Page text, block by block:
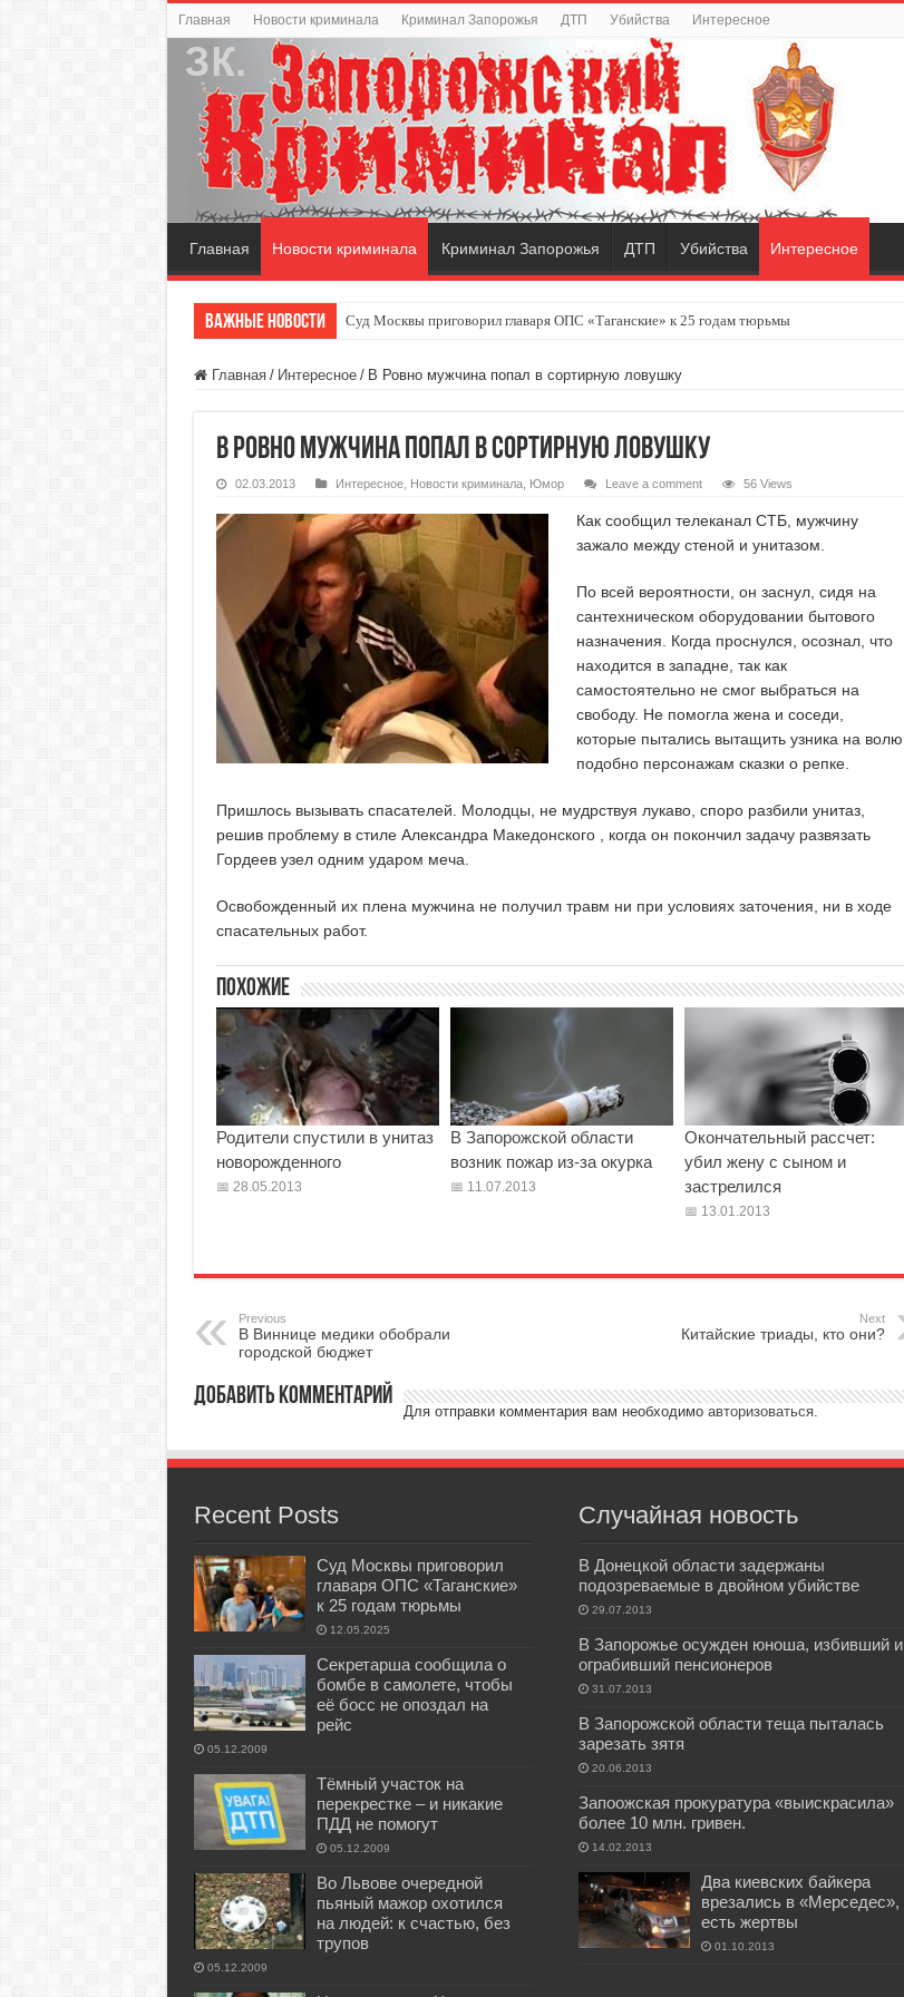
Главная Новости криминала Криминал Запорожья ДТП Убийства Интересное
Главная Новости криминала Криминал Запорожья ДТП Убийства Интересное
Важные новости Суд Москвы приговорил главаря ОПС «Таганские» к 25 годам тюрьмы
Главная / Интересное / В Ровно мужчина попал в сортирную ловушку
В Ровно мужчина попал в сортирную ловушку
02.03.2013 Интересное, Новости криминала, Юмор Leave a comment 56 Views
Как сообщил телеканал СТБ, мужчину
зажало между стеной и унитазом.
По всей вероятности, он заснул, сидя на
сантехническом оборудовании бытового
назначения. Когда проснулся, осознал, что
находится в западне, так как
самостоятельно не смог выбраться на
свободу. Не помогла жена и соседи,
которые пытались вытащить узника на волю,
подобно персонажам сказки о репке.
Пришлось вызывать спасателей. Молодцы, не мудрствуя лукаво, споро разбили унитаз,
решив проблему в стиле Александра Македонского , когда он покончил задачу развязать
Гордеев узел одним ударом меча.
Освобожденный их плена мужчина не получил травм ни при условиях заточения, ни в ходе
спасательных работ.
Похожие
Родители спустили в унитаз
новорожденного
28.05.2013
В Запорожской области
возник пожар из-за окурка
11.07.2013
Окончательный рассчет:
убил жену с сыном и
застрелился
13.01.2013
Previous
В Виннице медики обобрали
городской бюджет
Next
Китайские триады, кто они?
Добавить комментарий
Для отправки комментария вам необходимо авторизоваться.
Recent Posts
Суд Москвы приговорил
главаря ОПС «Таганские»
к 25 годам тюрьмы
12.05.2025
Секретарша сообщила о
бомбе в самолете, чтобы
её босс не опоздал на
рейс
05.12.2009
Тёмный участок на
перекрестке – и никакие
ПДД не помогут
05.12.2009
Во Львове очередной
пьяный мажор охотился
на людей: к счастью, без
трупов
05.12.2009
Случайная новость
В Донецкой области задержаны
подозреваемые в двойном убийстве
29.07.2013
В Запорожье осужден юноша, избивший и
ограбивший пенсионеров
31.07.2013
В Запорожской области теща пыталась
зарезать зятя
20.06.2013
Запоожская прокуратура «выискрасила»
более 10 млн. гривен.
14.02.2013
Два киевских байкера
врезались в «Мерседес»,
есть жертвы
01.10.2013